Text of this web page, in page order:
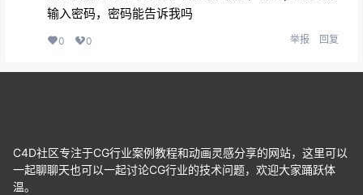
输入密码，密码能告诉我吗
0 0 举报 回复
C4D社区专注于CG行业案例教程和动画灵感分享的网站，这里可以
一起聊聊天也可以一起讨论CG行业的技术问题，欢迎大家踊跃体
温。